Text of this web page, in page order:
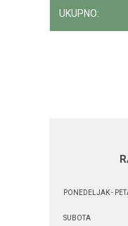
UKUPNO:
PONEDELJAK -
SUBOTA